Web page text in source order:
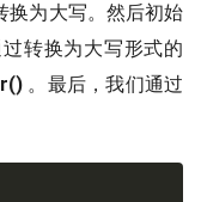
换为大写。然后初始
转换为大写形式的
。最后，我们通过